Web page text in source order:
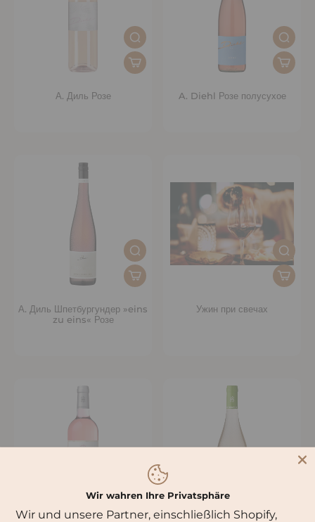
А. Диль Розе A. Diehl Розе полусухое
А. Диль Шпетбургундер »eins
zu eins« Розе
Ужин при свечах
Wir wahren Ihre Privatsphäre
Wir und unsere Partner, einschließlich Shopify,